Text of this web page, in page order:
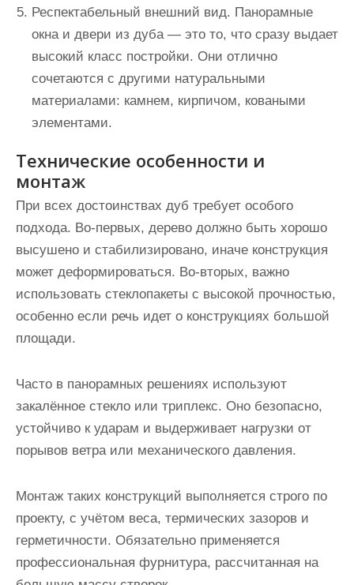
Респектабельный внешний вид. Панорамные
окна и двери из дуба — это то, что сразу выдает
высокий класс постройки. Они отлично
сочетаются с другими натуральными
материалами: камнем, кирпичом, коваными
элементами.
Технические особенности и
монтаж
При всех достоинствах дуб требует особого
подхода. Во-первых, дерево должно быть хорошо
высушено и стабилизировано, иначе конструкция
может деформироваться. Во-вторых, важно
использовать стеклопакеты с высокой прочностью,
особенно если речь идет о конструкциях большой
площади.
Часто в панорамных решениях используют
закалённое стекло или триплекс. Оно безопасно,
устойчиво к ударам и выдерживает нагрузки от
порывов ветра или механического давления.
Монтаж таких конструкций выполняется строго по
проекту, с учётом веса, термических зазоров и
герметичности. Обязательно применяется
профессиональная фурнитура, рассчитанная на